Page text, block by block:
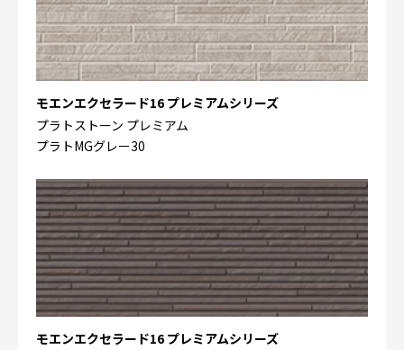
モエンエクセラード16 プレミアムシリーズ
プラトストーン プレミアム
プラトMGグレー30
モエンエクセラード16 プレミアムシリーズ